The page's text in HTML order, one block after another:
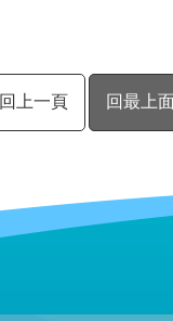
回上一頁 回最上面